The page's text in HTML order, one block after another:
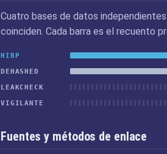
Cuatro bases de datos
coinciden. Cada barra es el recuento
HIBP
DEHASHED
LEAKCHECK
VIGILANTE
Fuentes y métodos de enlace